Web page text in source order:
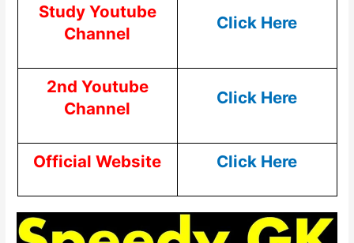
Study Youtube
Channel
Click Here
2nd Youtube
Channel
Click Here
Official Website Click Here